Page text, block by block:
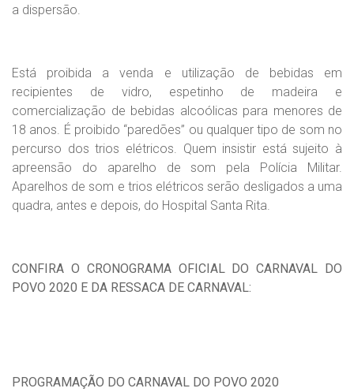
a dispersão.
Está proibida a venda e utilização de bebidas em
recipientes de vidro, espetinho de madeira e
comercialização de bebidas alcoólicas para menores de
18 anos. É proibido “paredões” ou qualquer tipo de som no
percurso dos trios elétricos. Quem insistir está sujeito à
apreensão do aparelho de som pela Polícia Militar.
Aparelhos de som e trios elétricos serão desligados a uma
quadra, antes e depois, do Hospital Santa Rita.
CONFIRA O CRONOGRAMA OFICIAL DO CARNAVAL DO
POVO 2020 E DA RESSACA DE CARNAVAL:
PROGRAMAÇÃO DO CARNAVAL DO POVO 2020